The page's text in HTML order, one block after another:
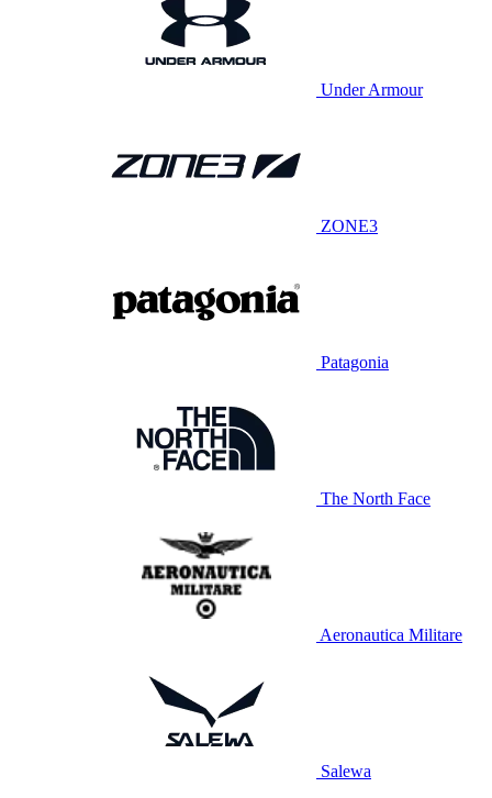
Under Armour
ZONE3
Patagonia
The North Face
Aeronautica Militare
Salewa